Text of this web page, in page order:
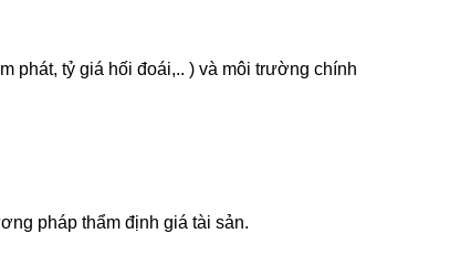
phát, tỷ giá hối đoái,.. ) và môi trường chính
pháp thẩm định giá tài sản.